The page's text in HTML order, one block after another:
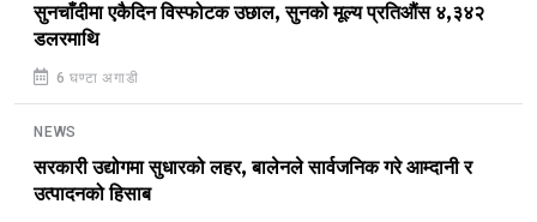
सुनचाँदीमा एकैदिन विस्फोटक उछाल, सुनको मूल्य प्रतिऔंस ४,३४२
डलरमाथि
6 घण्टा अगाडी
NEWS
सरकारी उद्योगमा सुधारको लहर, बालेनले सार्वजनिक गरे आम्दानी र
उत्पादनको हिसाब